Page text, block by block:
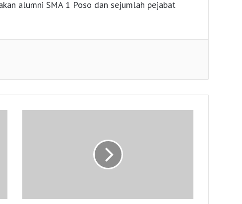
alumni SMA 1 Poso dan sejumlah pejabat